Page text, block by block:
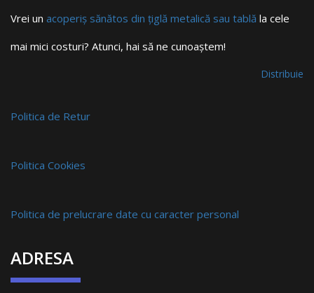
Vrei un acoperiș sănătos din țiglă metalică sau tablă la cele
mai mici costuri? Atunci, hai să ne cunoaștem!
Distribuie
Politica de Retur
Politica Cookies
Politica de prelucrare date cu caracter personal
ADRESA